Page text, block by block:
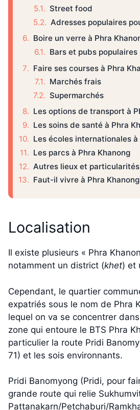
Street food
Adresses populaires
Boire un verre à Phra
Bars et pubs populaires
Faire ses courses à Phra
Marchés frais
Supermarchés
Les options de transport à
Les soins de santé à Phra
Les écoles internationales à
Les parcs à Phra Khanong
Autres lieux et
Faut-il vivre à Phra Khanong
Localisation
Il existe plusieurs « Phra
notamment un district (khet) et
Cependant, le quartier
expatriés sous le nom de Phra
lequel on va se concentrer
zone qui entoure le BTS Phra
particulier la route Pridi
71) et les sois environnants.
Pridi Banomyong (Pridi, pour
grande route qui relie
Pattanakarn/Petchaburi/